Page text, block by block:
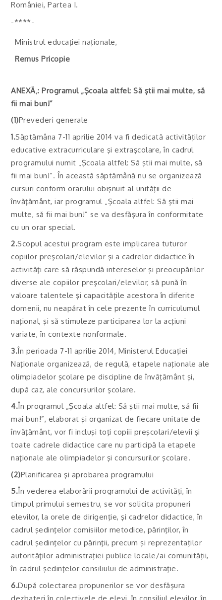
României, Partea I.
-****-
Ministrul educaţiei naţionale,
Remus Pricopie
ANEXÄ‚: Programul „Şcoala altfel: Să ştii mai multe, să
fii mai bun!”
(1)Prevederi generale
1.Săptămâna 7-11 aprilie 2014 va fi dedicată activităţilor
educative extracurriculare şi extraşcolare, în cadrul
programului numit „Şcoala altfel: Să ştii mai multe, să
fii mai bun!”. În această săptămână nu se organizează
cursuri conform orarului obişnuit al unităţii de
învăţământ, iar programul „Şcoala altfel: Să ştii mai
multe, să fii mai bun!” se va desfăşura în conformitate
cu un orar special.
2.Scopul acestui program este implicarea tuturor
copiilor preşcolari/elevilor şi a cadrelor didactice în
activităţi care să răspundă intereselor şi preocupărilor
diverse ale copiilor preşcolari/elevilor, să pună în
valoare talentele şi capacităţile acestora în diferite
domenii, nu neapărat în cele prezente în curriculumul
naţional, şi să stimuleze participarea lor la acţiuni
variate, în contexte nonformale.
3.În perioada 7-11 aprilie 2014, Ministerul Educaţiei
Naţionale organizează, de regulă, etapele naţionale ale
olimpiadelor şcolare pe discipline de învăţământ şi,
după caz, ale concursurilor şcolare.
4.În programul „Şcoala altfel: Să ştii mai multe, să fii
mai bun!”, elaborat şi organizat de fiecare unitate de
învăţământ, vor fi incluşi toţi copiii preşcolari/elevii şi
toate cadrele didactice care nu participă la etapele
naţionale ale olimpiadelor şi concursurilor şcolare.
(2)Planificarea şi aprobarea programului
5.În vederea elaborării programului de activităţi, în
timpul primului semestru, se vor solicita propuneri
elevilor, la orele de dirigenţie, şi cadrelor didactice, în
cadrul şedinţelor comisiilor metodice, părinţilor, în
cadrul şedinţelor cu părinţii, precum şi reprezentaţilor
autorităţilor administraţiei publice locale/ai comunităţii,
în cadrul şedinţelor consiliului de administraţie.
6.După colectarea propunerilor se vor desfăşura
dezbateri în colectivele de elevi, în consiliul elevilor, în